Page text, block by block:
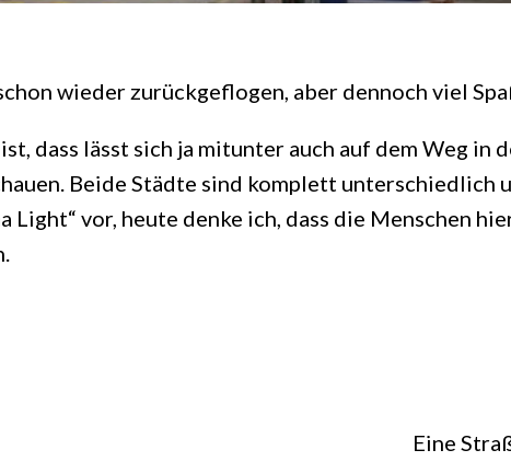
wieder zurückgeflogen, aber dennoch viel
dass lässt sich ja mitunter auch auf dem Weg in
Beide Städte sind komplett unterschiedlich
Light“ vor, heute denke ich, dass die Menschen
Eine